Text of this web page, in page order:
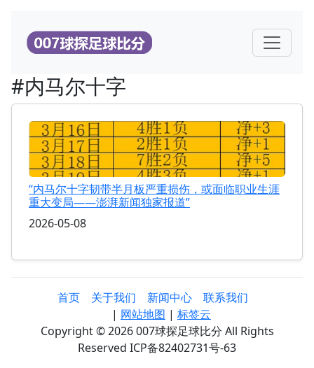
#内马尔十字
“内马尔十字韧带半月板严重损伤，或面临职业生涯
重大变局——澎湃新闻独家报道”
2026-05-08
首页 关于我们 新闻中心
联系我们
| 网站地图 | 标签云
Copyright © 2026 007球探足球比分 All Rights
Reserved ICP备82402731号-63